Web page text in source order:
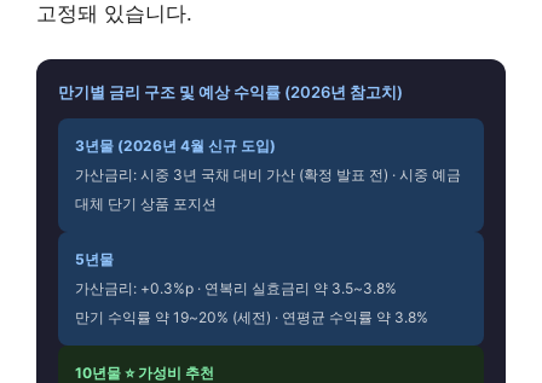
고정돼 있습니다.
만기별 금리 구조 및 예상 수익률 (2026년 참고치)
3년물 (2026년 4월 신규 도입)
가산금리: 시중 3년 국채 대비 가산 (확정 발표 전) · 시중 예금
대체 단기 상품 포지션
5년물
가산금리: +0.3%p · 연복리 실효금리 약 3.5~3.8%
만기 수익률 약 19~20% (세전) · 연평균 수익률 약 3.8%
10년물 ⭐ 가성비 추천